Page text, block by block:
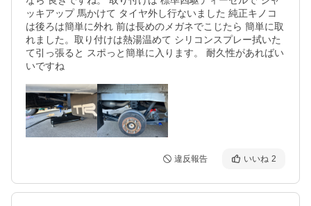
ッキアップ 馬かけて タイヤ外し行ないました 純正キノコ
は後ろは簡単に外れ 前は長めのメガネでこじたら 簡単に取
れました。取り付けは熱湯温めて シリコンスプレー拭いた
て引っ張ると スポっと簡単に入ります。 耐久性があればい
いですね
違反報告 いいね 2